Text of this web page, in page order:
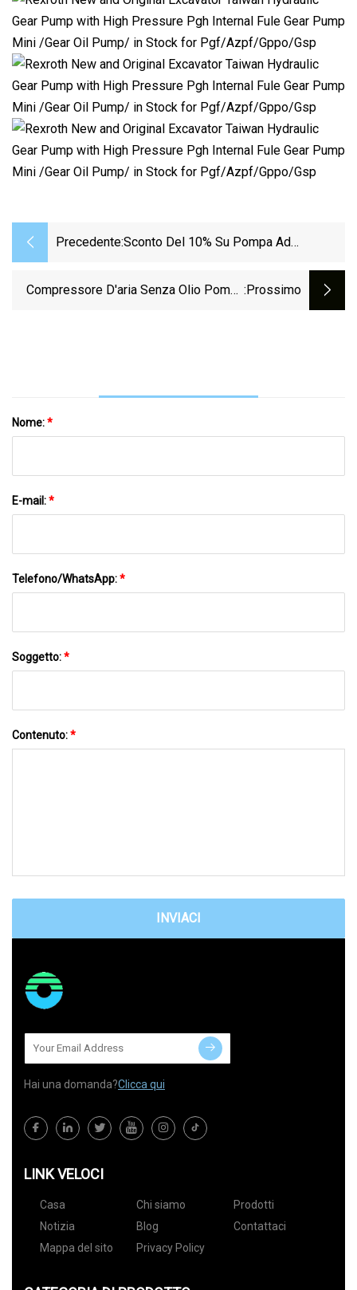
Precedente:Sconto Del 10% Su Pompa Ad
O Verticale KCB Con Rotore Rotante E
Pompa Ad Ingranaggi Per Travaso Olio
Compressore D'aria Senza Olio Pompa :Prossimo
Nome:*
E-mail:*
Telefono/WhatsApp:*
Soggetto:*
Contenuto:*
INVIACI
Hai una domanda?Clicca qui
LINK VELOCI
Casa Chi siamo
Prodotti
Notizia
Blog
Contattaci
Mappa del sito
Privacy Policy